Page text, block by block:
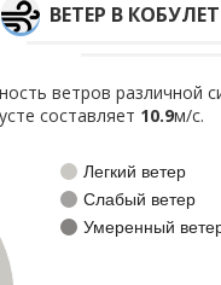
ВЕТЕР В
ветров различной
составляет 10.9м/с.
Легкий ветер
Слабый ветер
Умеренный